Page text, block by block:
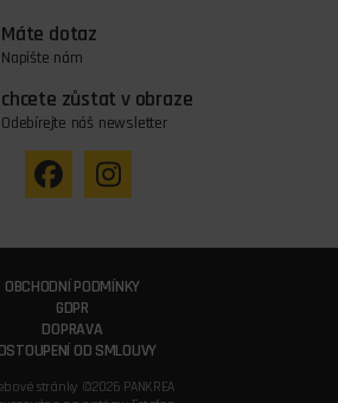
Máte dotaz
Napište nám
chcete zůstat v obraze
Odebírejte náš newsletter
OBCHODNÍ PODMÍNKY
GDPR
DOPRAVA
OD SMLOUVY
stránky ©2026 PANKREA